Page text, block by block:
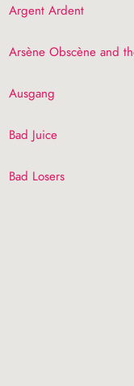
Argent Ardent
Arsène Obscène and
Ausgang
Bad Juice
Bad Losers